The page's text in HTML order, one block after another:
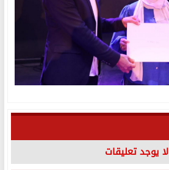
لا يوجد تعليقات